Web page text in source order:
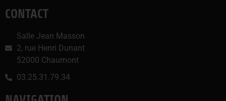
CONTACT
Salle Jean Masson
2, rue Henri Dunant
52000 Chaumont
03.25.31.79.34